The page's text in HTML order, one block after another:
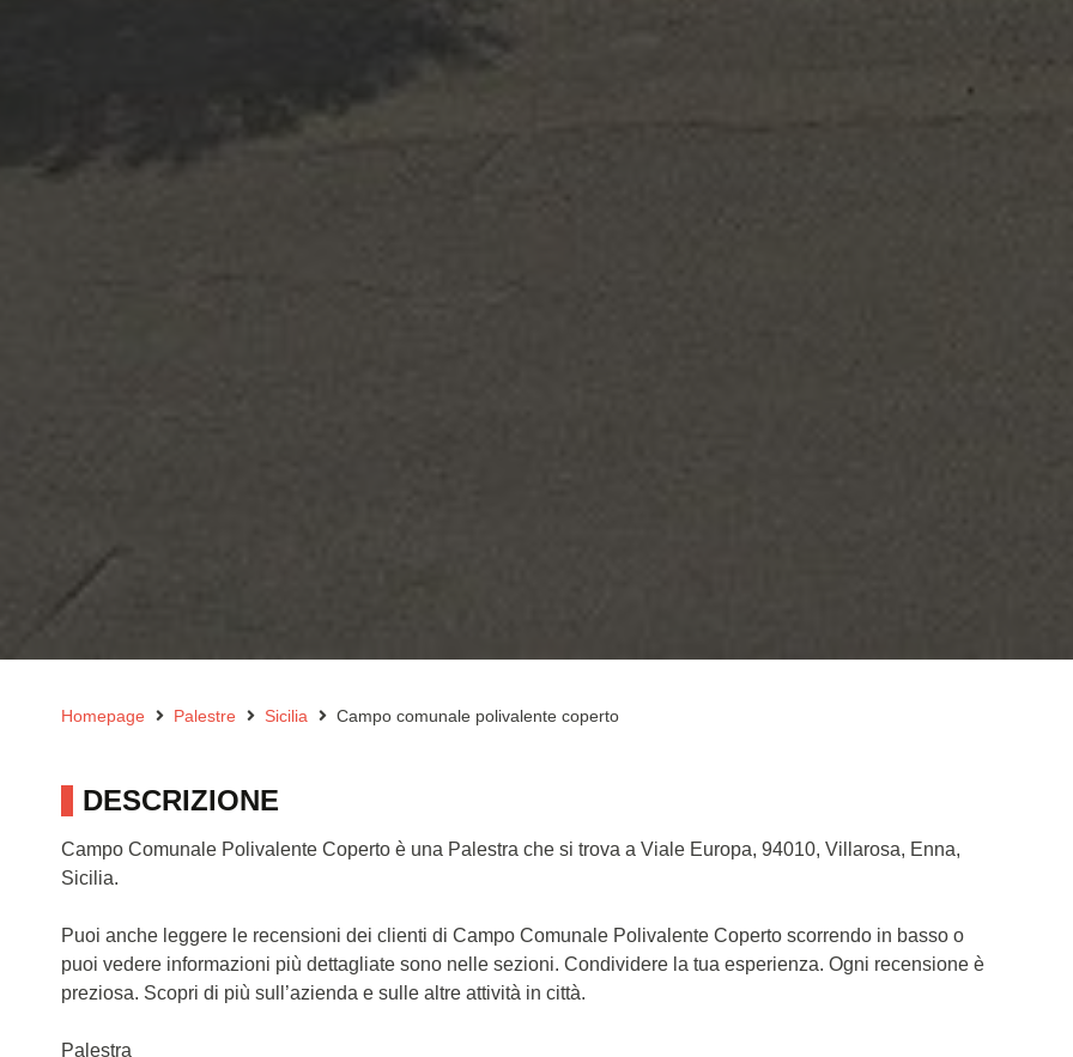
Homepage Palestre Sicilia Campo comunale polivalente coperto
DESCRIZIONE
Campo Comunale Polivalente Coperto è una Palestra che si trova a Viale Europa, 94010, Villarosa, Enna,
Sicilia.
Puoi anche leggere le recensioni dei clienti di Campo Comunale Polivalente Coperto scorrendo in basso o
puoi vedere informazioni più dettagliate sono nelle sezioni. Condividere la tua esperienza. Ogni recensione è
preziosa. Scopri di più sull’azienda e sulle altre attività in città.
Palestra